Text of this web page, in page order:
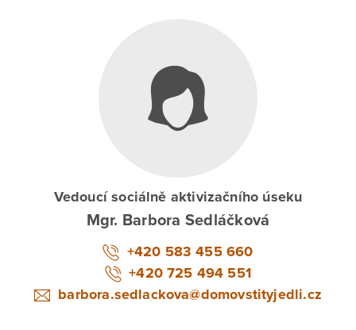
Vedoucí sociálně aktivizačního úseku
Mgr. Barbora Sedláčková
+420 583 455 660
+420 725 494 551
barbora.sedlackova@domovstityjedli.cz